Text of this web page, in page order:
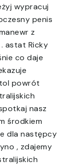
wypracuj
penis
z
astat Ricky
co daje
powrót
nasz
środkiem
dla następcy
, zdajemy